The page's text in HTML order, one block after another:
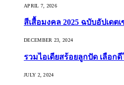
APRIL 7, 2026
สีเสื้อมงคล 2025 ฉบับอัปเดตเ
DECEMBER 23, 2024
รวมไอเดียสร้อยลูกปัด เลือก
JULY 2, 2024